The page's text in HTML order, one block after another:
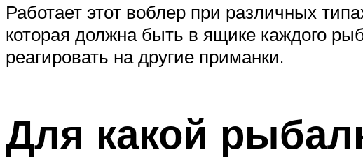
Работает этот воблер при различных
которая должна быть в ящике каждого
реагировать на другие приманки.
Для какой